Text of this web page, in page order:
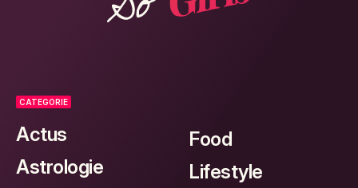
CATEGORIE
Actus
Astrologie
Food
Lifestyle